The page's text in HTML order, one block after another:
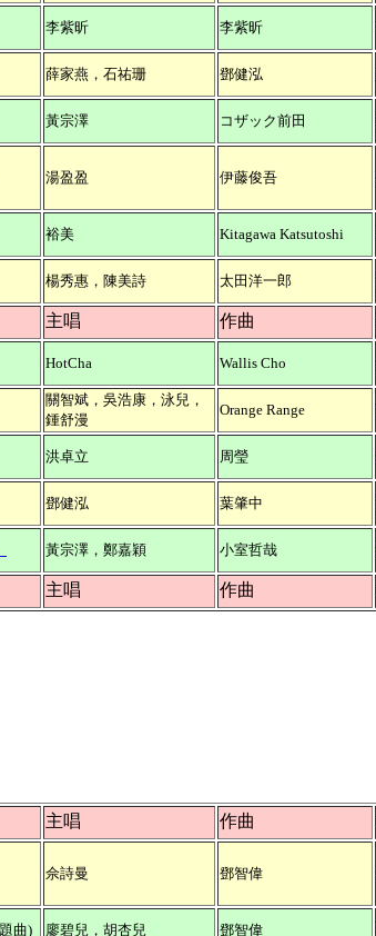
李紫昕 李紫昕
薛家燕，石祐珊 鄧健泓
黃宗澤 コザック前田
湯盈盈 伊藤俊吾
裕美 Kitagawa Katsutoshi
楊秀惠，陳美詩 太田洋一郎
主唱 作曲
HotCha Wallis Cho
關智斌，吳浩康，泳兒，
鍾舒漫
Orange Range
洪卓立 周瑩
鄧健泓 葉肇中
黃宗澤，鄭嘉穎 小室哲哉
主唱 作曲
主唱 作曲
佘詩曼 鄧智偉
曲) 廖碧兒，胡杏兒 鄧智偉